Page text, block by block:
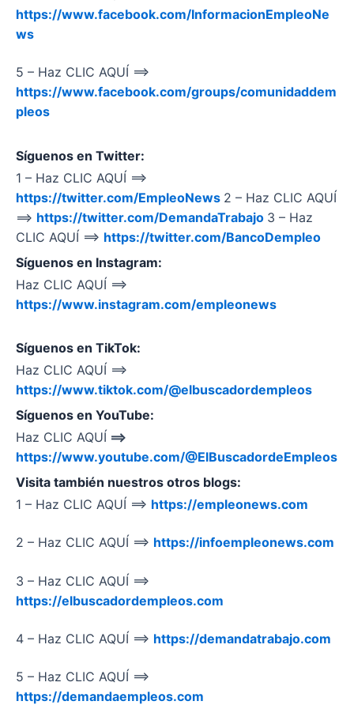
https://www.facebook.com/InformacionEmpleoNe
ws
5 – Haz CLIC AQUÍ ==>
https://www.facebook.com/groups/comunidaddem
pleos
Síguenos en Twitter:
1 – Haz CLIC AQUÍ ==>
https://twitter.com/EmpleoNews 2 – Haz CLIC AQUÍ
==> https://twitter.com/DemandaTrabajo 3 – Haz
CLIC AQUÍ ==> https://twitter.com/BancoDempleo
Síguenos en Instagram:
Haz CLIC AQUÍ ==>
https://www.instagram.com/empleonews
Síguenos en TikTok:
Haz CLIC AQUÍ ==>
https://www.tiktok.com/@elbuscadordempleos
Síguenos en YouTube:
Haz CLIC AQUÍ ==>
https://www.youtube.com/@ElBuscadordeEmpleos
Visita también nuestros otros blogs:
1 – Haz CLIC AQUÍ ==> https://empleonews.com
2 – Haz CLIC AQUÍ ==> https://infoempleonews.com
3 – Haz CLIC AQUÍ ==>
https://elbuscadordempleos.com
4 – Haz CLIC AQUÍ ==> https://demandatrabajo.com
5 – Haz CLIC AQUÍ ==>
https://demandaempleos.com